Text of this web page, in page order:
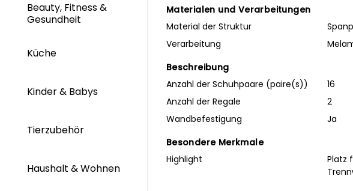
Beauty, Fitness &
Gesundheit
Küche
Kinder & Babys
Tierzubehör
Haushalt & Wohnen
Materialen und Verarbeitungen
Material der Struktur
Verarbeitung
Beschreibung
Anzahl der Schuhpaare (paire(s))
16
Anzahl der Regale
2
Wandbefestigung
Ja
Besondere Merkmale
Highlight
Platz